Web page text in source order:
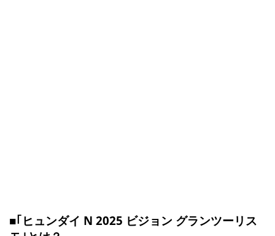
■｢ヒュンダイ N 2025 ビジョン グランツーリス